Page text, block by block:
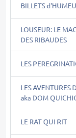
BILLETS
LOUSEUR: LE
DES RIBAUDES
LES
LES AVENTURES
aka DOM
LE RAT QUI RIT